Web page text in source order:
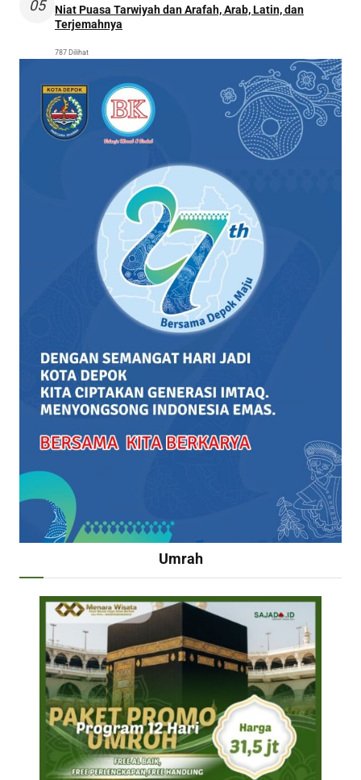
05
Niat Puasa Tarwiyah dan Arafah, Arab, Latin, dan
Terjemahnya
787 Dilihat
Umrah